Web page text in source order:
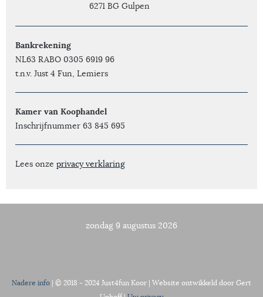
6271 BG Gulpen
Bankrekening
NL63 RABO 0305 6919 96
t.n.v. Just 4 Fun, Lemiers
Kamer van Koophandel
Inschrijfnummer 63 845 695
Lees onze privacy verklaring
zondag 9 augustus 2026
Nadere info | © 2018 - 2024 Just4fun Koor | Website ontwikkeld door Gert